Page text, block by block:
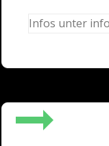
Infos unter